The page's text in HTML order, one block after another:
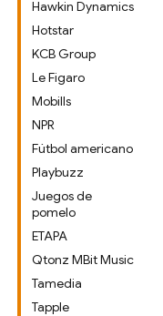
Hawkin Dynamics
Hotstar
KCB Group
Le Figaro
Mobills
NPR
Fútbol americano
Playbuzz
Juegos de
pomelo
ETAPA
Qtonz MBit Music
Tamedia
Tapple